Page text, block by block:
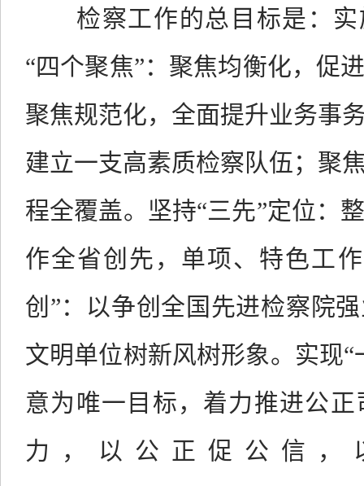
检察工作的总目标是：实
“四个聚焦”：聚焦均衡化，促
聚焦规范化，全面提升业务事
建立一支高素质检察队伍；聚
程全覆盖。坚持“三先”定位：
作全省创先，单项、特色工
创”：以争创全国先进检察院
文明单位树新风树形象。实现
意为唯一目标，着力推进公
力，以公正促公信